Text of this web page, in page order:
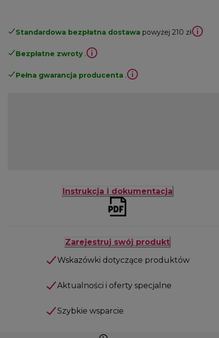
Standardowa bezpłatna dostawa powyżej 210 zł
Bezpłatne zwroty .
Pełna gwarancja producenta .
Instrukcja i dokumentacja
Zarejestruj swój produkt
Wskazówki dotyczące produktów
Aktualności i oferty specjalne
Szybkie wsparcie